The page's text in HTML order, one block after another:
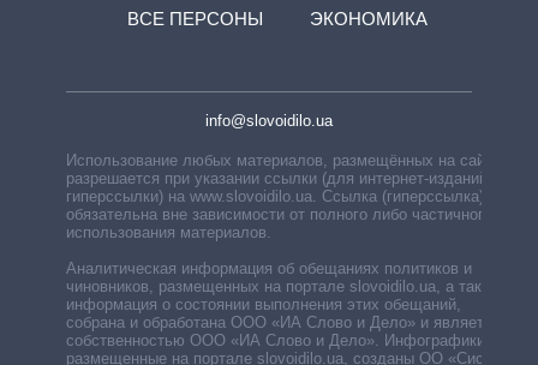
ВСЕ ПЕРСОНЫ
ЭКОНОМИКА
info@slovoidilo.ua
Использование любых материалов, размещённых на сайте,
разрешается при указании ссылки (для интернет-изданий —
гиперссылки) на www.slovoidilo.ua. Ссылка (гиперссылка)
обязательна вне зависимости от полного либо частичного
использования материалов.
Аналитическая информация об обещаниях политиков и
чиновников, размещенных на портале slovoidilo.ua, а также
информация о состоянии выполнения этих обещаний,
собрана и обработана ООО «ИА Слово и Дело» и является
собственностью ООО «ИА Слово и Дело». Инфографики,
размещенные на портале slovoidilo.ua, созданы ОО «Система